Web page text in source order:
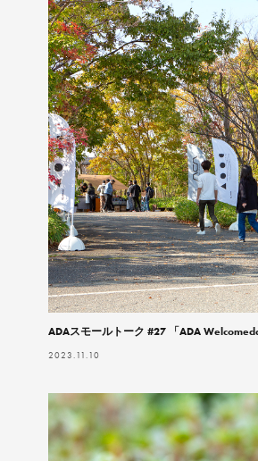
ADAスモールトーク #27 「ADA
2023.11.10